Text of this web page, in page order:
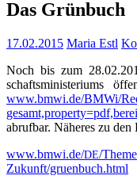
Das Grün­buch
17.02.2015 Maria Estl
Noch bis zum
schafts­mi­nis­te­ri­ums
www.bmwi.de/BMWi/
abruf­bar. Nähe­res zu
www.bmwi.de/DE/
Zukunft/gruenbuch.html